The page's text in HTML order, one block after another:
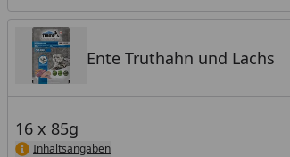
Ente Truthahn und Lachs
16 x 85g
Inhaltsangaben